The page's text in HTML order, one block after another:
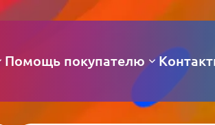
Помощь покупателю